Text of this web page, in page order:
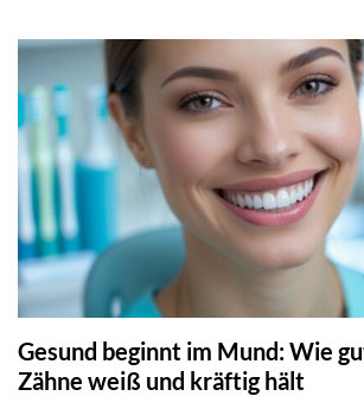
Gesund beginnt im Mund: Wie
Zähne weiß und kräftig hält